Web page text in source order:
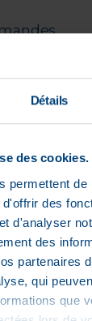
Détails
des cookies.
permettent
des
d'analyser
des
partenaires
qui
que
31 A